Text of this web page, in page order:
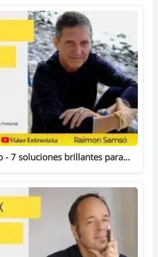
- 7 soluciones brillantes para…